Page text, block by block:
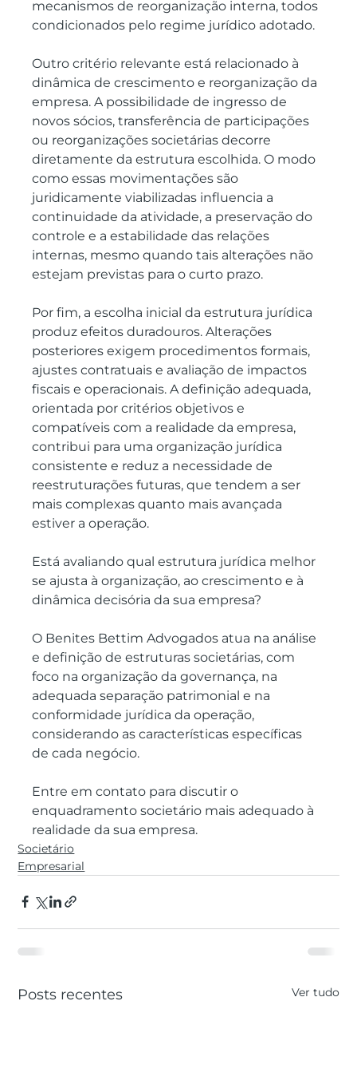
mecanismos de reorganização interna, todos
condicionados pelo regime jurídico adotado.
Outro critério relevante está relacionado à
dinâmica de crescimento e reorganização da
empresa. A possibilidade de ingresso de
novos sócios, transferência de participações
ou reorganizações societárias decorre
diretamente da estrutura escolhida. O modo
como essas movimentações são
juridicamente viabilizadas influencia a
continuidade da atividade, a preservação do
controle e a estabilidade das relações
internas, mesmo quando tais alterações não
estejam previstas para o curto prazo.
Por fim, a escolha inicial da estrutura jurídica
produz efeitos duradouros. Alterações
posteriores exigem procedimentos formais,
ajustes contratuais e avaliação de impactos
fiscais e operacionais. A definição adequada,
orientada por critérios objetivos e
compatíveis com a realidade da empresa,
contribui para uma organização jurídica
consistente e reduz a necessidade de
reestruturações futuras, que tendem a ser
mais complexas quanto mais avançada
estiver a operação.
Está avaliando qual estrutura jurídica melhor
se ajusta à organização, ao crescimento e à
dinâmica decisória da sua empresa?
O Benites Bettim Advogados atua na análise
e definição de estruturas societárias, com
foco na organização da governança, na
adequada separação patrimonial e na
conformidade jurídica da operação,
considerando as características específicas
de cada negócio.
Entre em contato para discutir o
enquadramento societário mais adequado à
realidade da sua empresa.
Societário
Empresarial
Posts recentes Ver tudo